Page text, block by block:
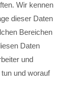
Wir kennen
dieser Daten
Bereichen
Daten
und
und worauf